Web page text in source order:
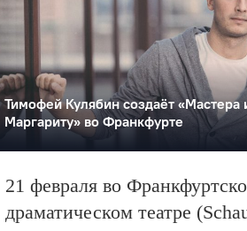
Тимофей Кулябин создаёт «Мастера
Маргариту» во Франкфурте
21 февраля во
драматическом театре